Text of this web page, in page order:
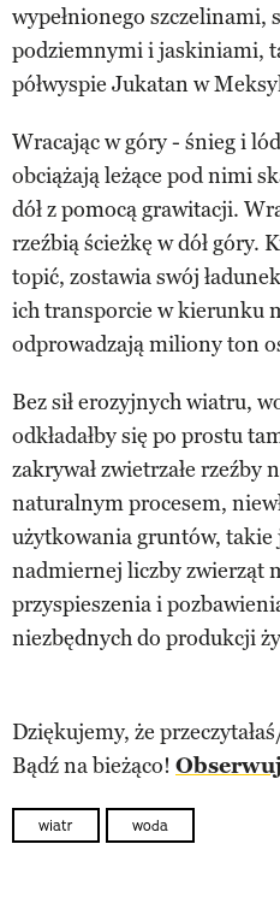
wypełnionego
podziemnymi i jaskiniami,
półwyspie Jukatan w
Wracając w góry - śnieg i
obciążają leżące pod nimi
dół z pomocą grawitacji.
rzeźbią ścieżkę w dół góry.
topić, zostawia swój
ich transporcie w kierunku
odprowadzają miliony ton
Bez sił erozyjnych wiatru,
odkładałby się po prostu
zakrywał zwietrzałe rzeźby
naturalnym procesem,
użytkowania gruntów, takie
nadmiernej liczby zwierząt
przyspieszenia i
niezbędnych do produkcji
Dziękujemy, że
Bądź na bieżąco!
wiatr woda